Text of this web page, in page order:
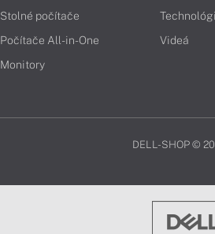
Stolné počítače
Počítače All-in-One
Monitory
Videá
DELL-SHOP ©